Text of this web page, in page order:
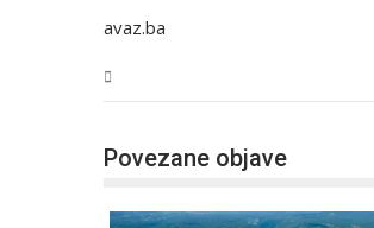
avaz.ba
Povezane objave